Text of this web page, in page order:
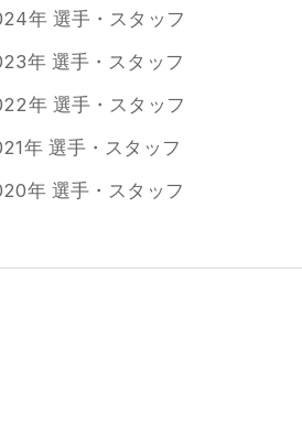
年 選手・スタッフ
年 選手・スタッフ
年 選手・スタッフ
年 選手・スタッフ
年 選手・スタッフ